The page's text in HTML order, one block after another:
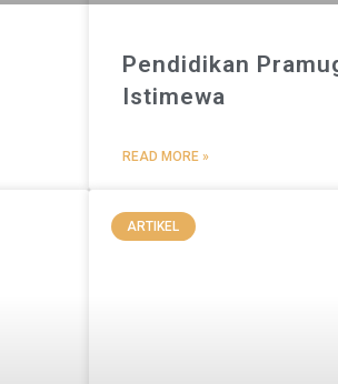
Pendidikan
Istimewa
READ MORE »
ARTIKEL